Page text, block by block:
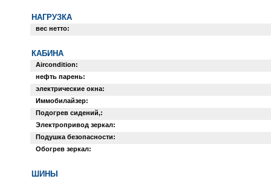
НАГРУЗКА
вес нетто:
КАБИНА
Aircondition:
нефть парень:
электрические окна:
Иммобилайзер:
Подогрев сидений,:
Электропривод зеркал:
Подушка безопасности:
Обогрев зеркал:
ШИНЫ